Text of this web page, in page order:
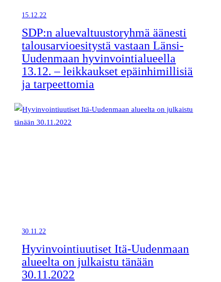
15.12.22
SDP:n aluevaltuustoryhmä äänesti
talou­sar­vi­oe­si­tystä vastaan Länsi-
Uudenmaan hyvin­voin­ti­a­lu­eella
13.12. – leikkaukset epäin­hi­mil­lisiä
ja tarpeettomia
30.11.22
Hyvinvointiuutiset Itä-Uudenmaan
alueelta on julkaistu tänään
30.11.2022